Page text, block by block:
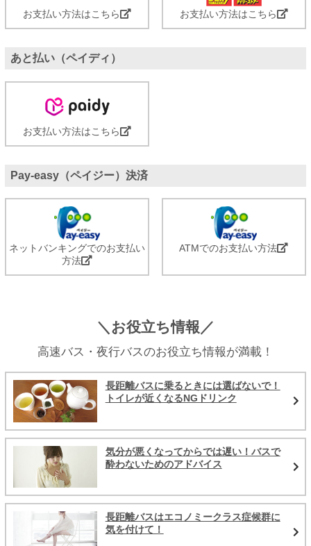
お支払い方法はこちら お支払い方法はこちら
あと払い（ペイディ）
お支払い方法はこちら
Pay-easy（ペイジー）決済
ネットバンキングでのお支払い
方法
ATMでのお支払い方法
＼お役立ち情報／
高速バス・夜行バスのお役立ち情報が満載！
長距離バスに乗るときには選ばないで！
トイレが近くなるNGドリンク
気分が悪くなってからでは遅い！バスで
酔わないためのアドバイス
長距離バスはエコノミークラス症候群に
気を付けて！